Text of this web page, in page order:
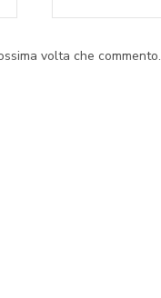
volta che commento.